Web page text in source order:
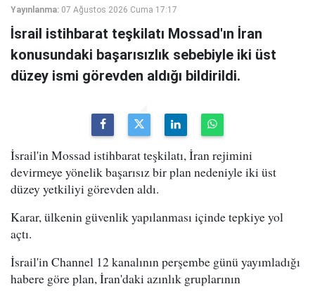
Yayınlanma: 07 Ağustos 2026 Cuma 17:17
İsrail istihbarat teşkilatı Mossad'ın İran
konusundaki başarısızlık sebebiyle iki üst
düzey ismi görevden aldığı bildirildi.
İsrail'in Mossad istihbarat teşkilatı, İran rejimini
devirmeye yönelik başarısız bir plan nedeniyle iki üst
düzey yetkiliyi görevden aldı.
Karar, ülkenin güvenlik yapılanması içinde tepkiye yol
açtı.
İsrail'in Channel 12 kanalının perşembe günü yayımladığı
habere göre plan, İran'daki azınlık gruplarının